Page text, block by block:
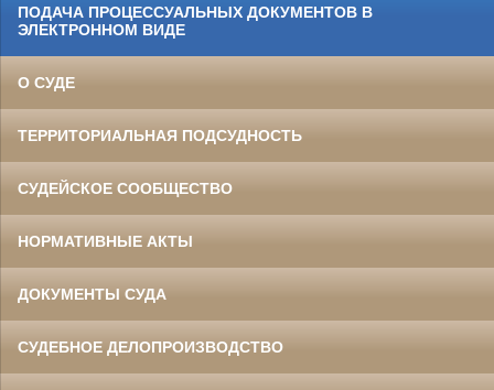
ПОДАЧА ПРОЦЕССУАЛЬНЫХ ДОКУМЕНТОВ В
ЭЛЕКТРОННОМ ВИДЕ
О СУДЕ
ТЕРРИТОРИАЛЬНАЯ ПОДСУДНОСТЬ
СУДЕЙСКОЕ СООБЩЕСТВО
НОРМАТИВНЫЕ АКТЫ
ДОКУМЕНТЫ СУДА
СУДЕБНОЕ ДЕЛОПРОИЗВОДСТВО